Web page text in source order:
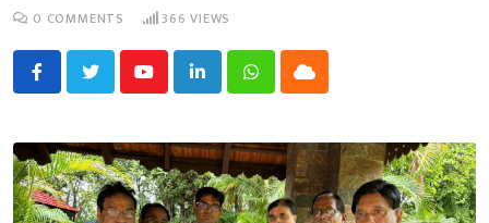
0 COMMENTS 366 VIEWS
YoutubeLinkedInWhatsappCloud